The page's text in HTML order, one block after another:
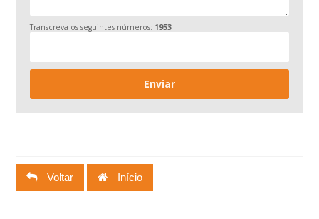
Transcreva os seguintes números: 1953
Voltar Início